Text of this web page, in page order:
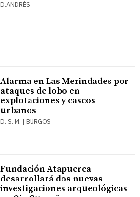
D.ANDRÉS
Alarma en Las Merindades por
ataques de lobo en
explotaciones y cascos
urbanos
D. S. M. | BURGOS
Fundación Atapuerca
desarrollará dos nuevas
investigaciones arqueológicas